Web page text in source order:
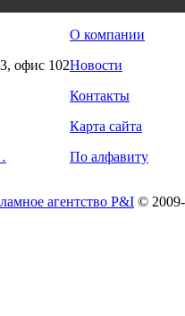
офис 102
О компании
Новости
Контакты
Карта сайта
По алфавиту
агентство P&I ©